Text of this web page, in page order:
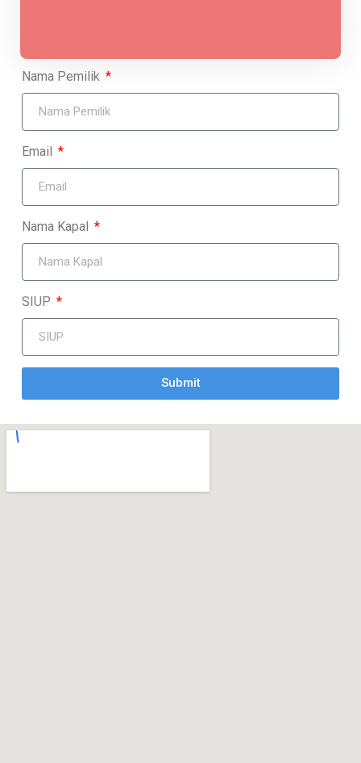
Nama Pemilik
Email
Nama Kapal
SIUP
Submit